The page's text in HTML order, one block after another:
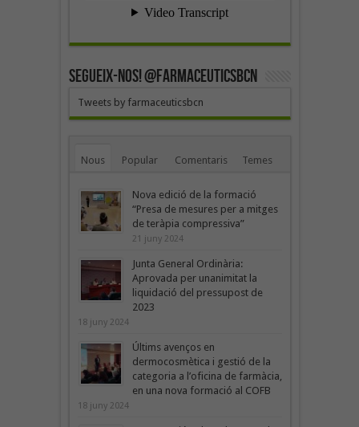
SEGUEIX-NOS! @farmaceuticsbcn
Tweets by farmaceuticsbcn
Nous Popular Comentaris Temes
Nova edició de la formació
“Presa de mesures per a mitges
de teràpia compressiva”
21 juny 2024
Junta General Ordinària:
Aprovada per unanimitat la
liquidació del pressupost de
2023
18 juny 2024
Últims avenços en
dermocosmètica i gestió de la
categoria a l’oficina de farmàcia,
en una nova formació al COFB
18 juny 2024